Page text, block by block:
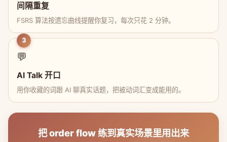
间隔重复
FSRS 算法按遗忘曲线提醒你复习，每次只花 2 分钟。
3
💬
AI Talk 开口
用你收藏的词跟 AI 聊真实话题，把被动词汇变成能用的。
把 order flow 练到真实场景里用出来